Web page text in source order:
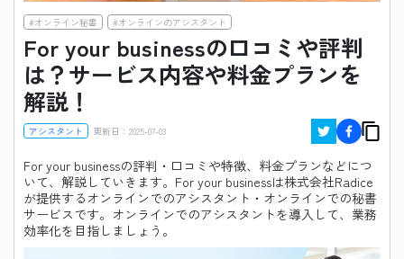
#オンライン秘書 #オンラインのアシスタント
For your businessの口コミや評判
は？サービス内容や料金プランを
解説！
アシスタント 更新日： 2025-07-03
For your businessの評判・口コミや特徴、料金プランなどにつ
いて、解説していきます。For your businessは株式会社Radice
が提供するオンラインでのアシスタント・オンラインでの秘書
サービスです。オンラインでのアシスタントを導入して、業務
効率化を目指しましょう。